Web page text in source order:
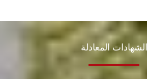
الشهادات المعادلة